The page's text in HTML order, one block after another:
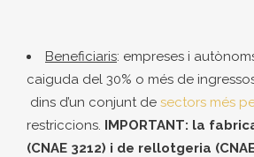
Beneficiaris: empreses i
caiguda del 30% o més de
dins d’un conjunt de sectors més
restriccions. IMPORTANT: la
(CNAE 3212) i de rellotgeria